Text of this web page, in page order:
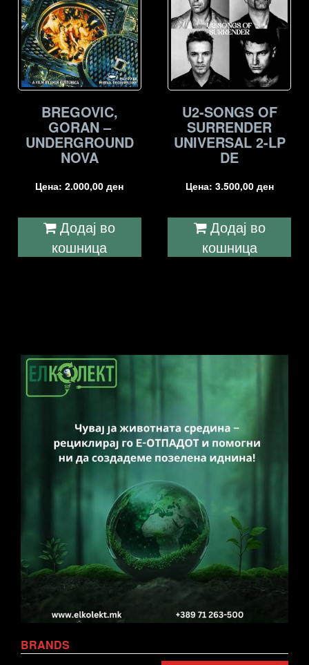
BREGOVIC,
GORAN –
UNDERGROUND
NOVA
Цена:2.000,00ден
Додај во
кошница
U2-SONGS OF
SURRENDER
UNIVERSAL 2-LP
DE
Цена: 3.500,00 ден
Додај во
кошница
BRANDS